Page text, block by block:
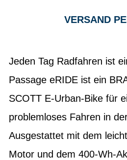
VERSAND
Jeden Tag Radfahren ist
Passage eRIDE ist ein
SCOTT E-Urban-Bike für
problemloses Fahren in
Ausgestattet mit dem
Motor und dem 400-Wh-